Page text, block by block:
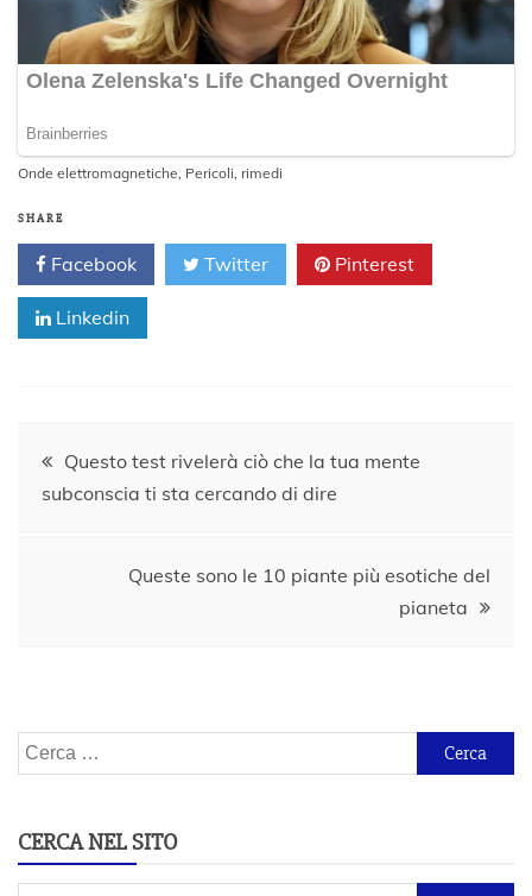
Onde elettromagnetiche, Pericoli, rimedi
SHARE
Facebook Twitter Pinterest
Linkedin
Navigazione
articoli
Questo test rivelerà ciò che la tua mente
subconscia ti sta cercando di dire
Queste sono le 10 piante più esotiche del
pianeta
Ricerca
per:
CERCA NEL SITO